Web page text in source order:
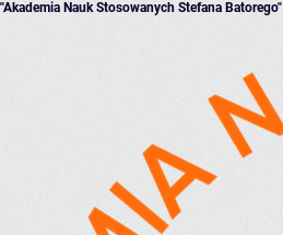
"Akademia Nauk Stosowanych Stefana Batorego"